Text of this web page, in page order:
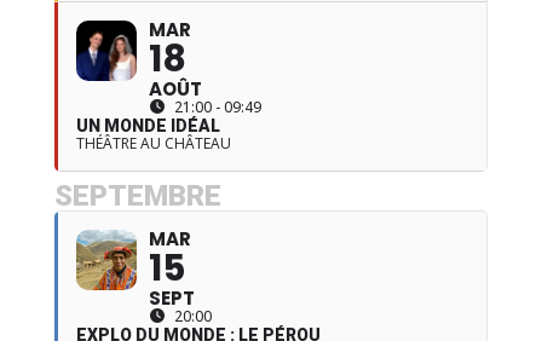
MAR
18
AOÛT
21:00 - 09:49
UN MONDE IDÉAL
THÉÂTRE AU CHÂTEAU
SEPTEMBRE
MAR
15
SEPT
20:00
EXPLO DU MONDE : LE PÉROU